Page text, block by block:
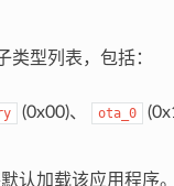
类型列表，包括：
(0x00)、 ota_0
认加载该应用程序